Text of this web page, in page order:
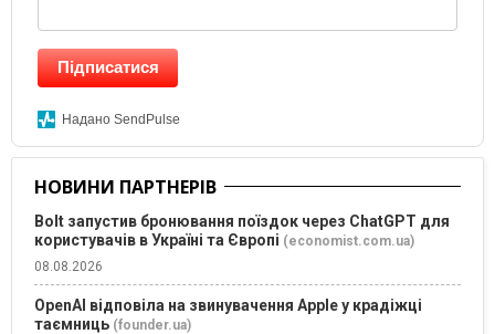
Підписатися
Надано SendPulse
НОВИНИ ПАРТНЕРІВ
Bolt запустив бронювання поїздок через ChatGPT для
користувачів в Україні та Європі (economist.com.ua)
08.08.2026
OpenAI відповіла на звинувачення Apple у крадіжці
таємниць (founder.ua)